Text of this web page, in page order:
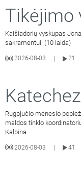
Tikėjimo
Kaišiadorių vyskupas
sakramentui. (10 laida)
2026-08-03
21
Rugpjūčio mėnesio
maldos tinklo
Kalbina
2026-08-03
41